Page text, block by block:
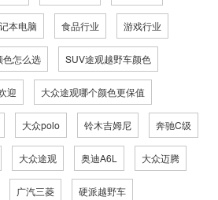
本电脑 食品行业 游戏行业
色怎么选 SUV途观越野车颜色
迎 大众途观哪个颜色更保值
大众polo 铃木吉姆尼 奔驰C级
大众途观 奥迪A6L 大众迈腾
广汽三菱 硬派越野车